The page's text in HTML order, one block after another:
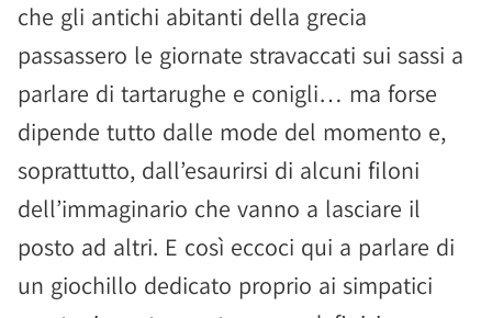
che gli antichi abitanti della grecia
passassero le giornate stravaccati sui sassi a
parlare di tartarughe e conigli… ma forse
dipende tutto dalle mode del momento e,
soprattutto, dall’esaurirsi di alcuni filoni
dell’immaginario che vanno a lasciare il
posto ad altri. E così eccoci qui a parlare di
un giochillo dedicato proprio ai simpatici